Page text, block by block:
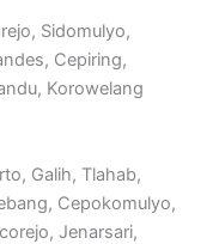
Sidomulyo,
Cepiring,
Korowelang
Galih, Tlahab,
Cepokomulyo,
Jenarsari,